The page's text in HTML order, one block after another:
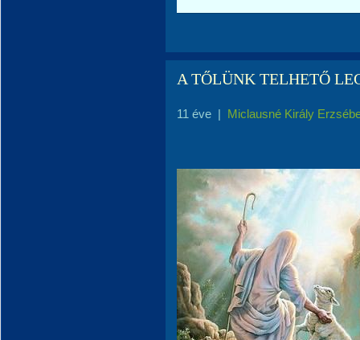
A TŐLÜNK TELHETŐ
11 éve | Miclausné Király